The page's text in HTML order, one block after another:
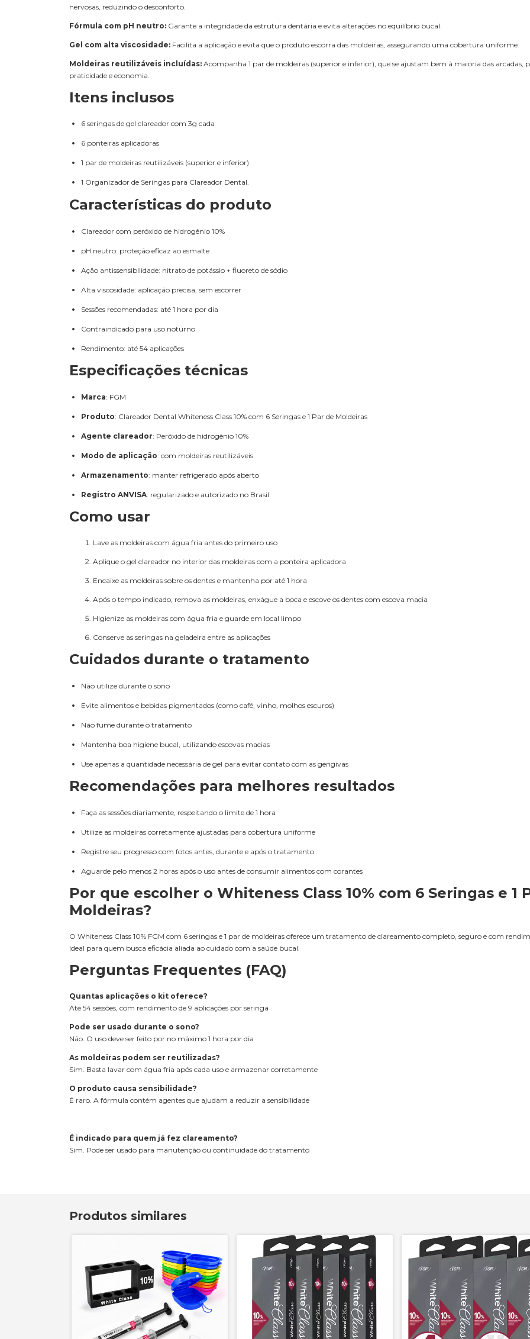
nervosas, reduzindo o desconforto.
Fórmula com pH neutro: Garante a integridade da estrutura dentária e evita alterações no equilíbrio bucal.
Gel com alta viscosidade: Facilita a aplicação e evita que o produto escorra das moldeiras, assegurando uma cobertura uniforme.
Moldeiras reutilizáveis incluídas: Acompanha 1 par de moldeiras (superior e inferior), que se ajustam bem à maioria das arcadas,
praticidade e economia.
Itens inclusos
6 seringas de gel clareador com 3g cada
6 ponteiras aplicadoras
1 par de moldeiras reutilizáveis (superior e inferior)
1 Organizador de Seringas para Clareador Dental.
Características do produto
Clareador com peróxido de hidrogênio 10%
pH neutro: proteção eficaz ao esmalte
Ação antissensibilidade: nitrato de potássio + fluoreto de sódio
Alta viscosidade: aplicação precisa, sem escorrer
Sessões recomendadas: até 1 hora por dia
Contraindicado para uso noturno
Rendimento: até 54 aplicações
Especificações técnicas
Marca: FGM
Produto: Clareador Dental Whiteness Class 10% com 6 Seringas e 1 Par de Moldeiras
Agente clareador: Peróxido de hidrogênio 10%
Modo de aplicação: com moldeiras reutilizáveis
Armazenamento: manter refrigerado após aberto
Registro ANVISA: regularizado e autorizado no Brasil
Como usar
Lave as moldeiras com água fria antes do primeiro uso
Aplique o gel clareador no interior das moldeiras com a ponteira aplicadora
Encaixe as moldeiras sobre os dentes e mantenha por até 1 hora
Após o tempo indicado, remova as moldeiras, enxágue a boca e escove os dentes com escova macia
Higienize as moldeiras com água fria e guarde em local limpo
Conserve as seringas na geladeira entre as aplicações
Cuidados durante o tratamento
Não utilize durante o sono
Evite alimentos e bebidas pigmentados (como café, vinho, molhos escuros)
Não fume durante o tratamento
Mantenha boa higiene bucal, utilizando escovas macias
Use apenas a quantidade necessária de gel para evitar contato com as gengivas
Recomendações para melhores resultados
Faça as sessões diariamente, respeitando o limite de 1 hora
Utilize as moldeiras corretamente ajustadas para cobertura uniforme
Registre seu progresso com fotos antes, durante e após o tratamento
Aguarde pelo menos 2 horas após o uso antes de consumir alimentos com corantes
Por que escolher o Whiteness Class 10% com 6 Seringas e 1
Moldeiras?
O Whiteness Class 10% FGM com 6 seringas e 1 par de moldeiras oferece um tratamento de clareamento completo, seguro e com
Ideal para quem busca eficácia aliada ao cuidado com a saúde bucal.
Perguntas Frequentes (FAQ)
Quantas aplicações o kit oferece?
Até 54 sessões, com rendimento de 9 aplicações por seringa
Pode ser usado durante o sono?
Não. O uso deve ser feito por no máximo 1 hora por dia
As moldeiras podem ser reutilizadas?
Sim. Basta lavar com água fria após cada uso e armazenar corretamente
O produto causa sensibilidade?
É raro. A fórmula contém agentes que ajudam a reduzir a sensibilidade
É indicado para quem já fez clareamento?
Sim. Pode ser usado para manutenção ou continuidade do tratamento
Produtos similares